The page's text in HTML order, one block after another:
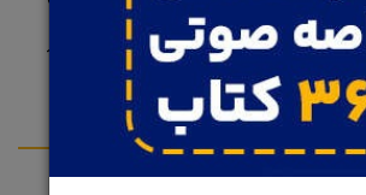
درباره هایدگر میگه، این افکار هایدگر
میکردن بلکه اعمالش بودن.